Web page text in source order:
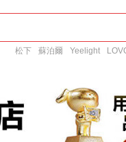
松下 蘇泊爾 Yeelight